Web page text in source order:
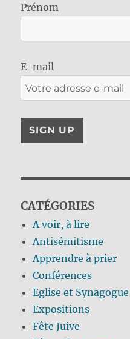
Prénom
E-mail
CATÉGORIES
A voir, à lire
Antisémitisme
Apprendre à prier
Conférences
Eglise et Synagogue
Expositions
Fête Juive